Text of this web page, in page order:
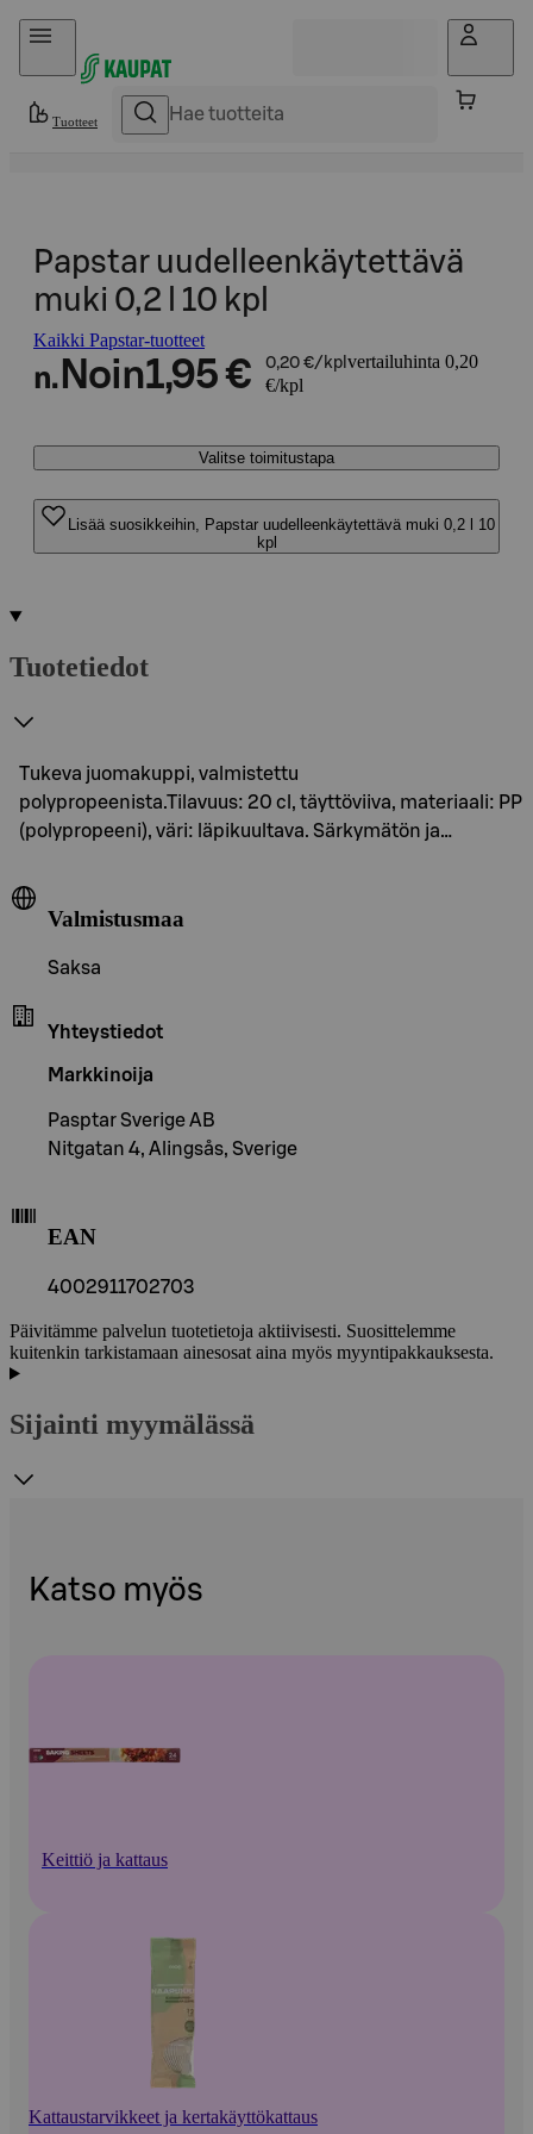
Hyppää sisältöön
Tuotteet
Papstar uudelleenkäytettävä
muki 0,2 l 10 kpl
Kaikki Papstar-tuotteet
n. Noin1,95 € 0,20 €/kpl vertailuhinta 0,20
€/kpl
Valitse toimitustapa
Lisää suosikkeihin, Papstar uudelleenkäytettävä muki 0,2 l 10
kpl
Tuotetiedot
Tukeva juomakuppi, valmistettu
polypropeenista.Tilavuus: 20 cl, täyttöviiva, materiaali: PP
(polypropeeni), väri: läpikuultava. Särkymätön ja…
Valmistusmaa
Saksa
Yhteystiedot
Markkinoija
Pasptar Sverige AB
Nitgatan 4, Alingsås, Sverige
EAN
4002911702703
Päivitämme palvelun tuotetietoja aktiivisesti. Suosittelemme
kuitenkin tarkistamaan ainesosat aina myös myyntipakkauksesta.
Sijainti myymälässä
Katso myös
Keittiö ja kattaus
Kattaustarvikkeet ja kertakäyttökattaus